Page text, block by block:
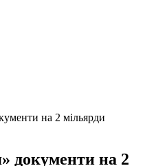
на 2 мільярди
документи на 2